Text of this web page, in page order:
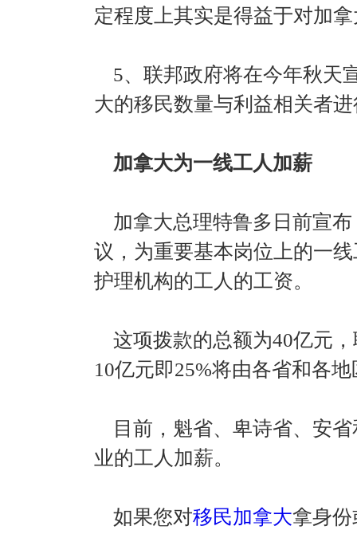
定程度上其实是得益于对加
5、联邦政府将在今年秋天
大的移民数量与利益相关者
加拿大为一线工人加薪
加拿大总理特鲁多日前宣
议，为重要基本岗位上的一
护理机构的工人的工资。
这项拨款的总额为40亿元
10亿元即25%将由各省和各
目前，魁省、卑诗省、安
业的工人加薪。
如果您对移民加拿大拿身